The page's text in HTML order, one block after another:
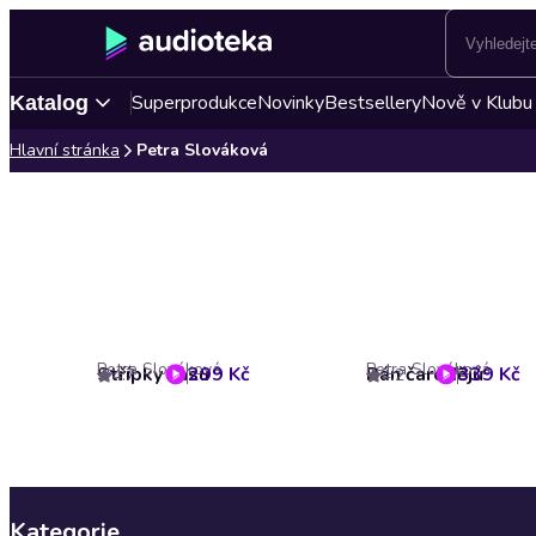
Katalog SuperprodukceNovinkyBestselleryNově v Klubu
Hlavní stránka Petra Slováková
Střípky času
Petra Slováková
4.7 299 Kč Pán čarodějů
Petra Slováková
4.2 339 Kč